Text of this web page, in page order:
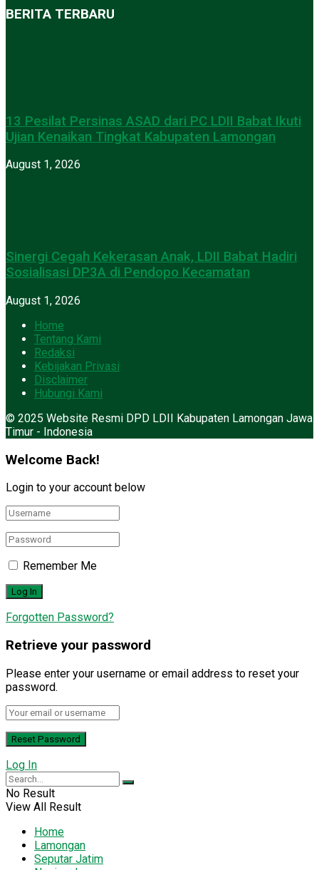
BERITA TERBARU
13 Pesilat Persinas ASAD dari PC LDII Babat Ikuti
Ujian Kenaikan Tingkat Kabupaten Lamongan
August 1, 2026
Sinergi Cegah Kekerasan Anak, LDII Babat Hadiri
Sosialisasi DP3A di Pendopo Kecamatan
August 1, 2026
Home
Tentang Kami
Redaksi
Kebijakan Privasi
Disclaimer
Hubungi Kami
© 2025 Website Resmi DPD LDII Kabupaten Lamongan Jawa
Timur - Indonesia
Welcome Back!
Login to your account below
Remember Me
Forgotten Password?
Retrieve your password
Please enter your username or email address to reset your
password.
Log In
No Result
View All Result
Home
Lamongan
Seputar Jatim